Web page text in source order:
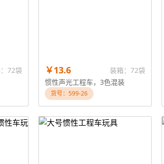
72袋
￥13.6
装箱：72袋
惯性声光工程车，3色混装
货号：599-26